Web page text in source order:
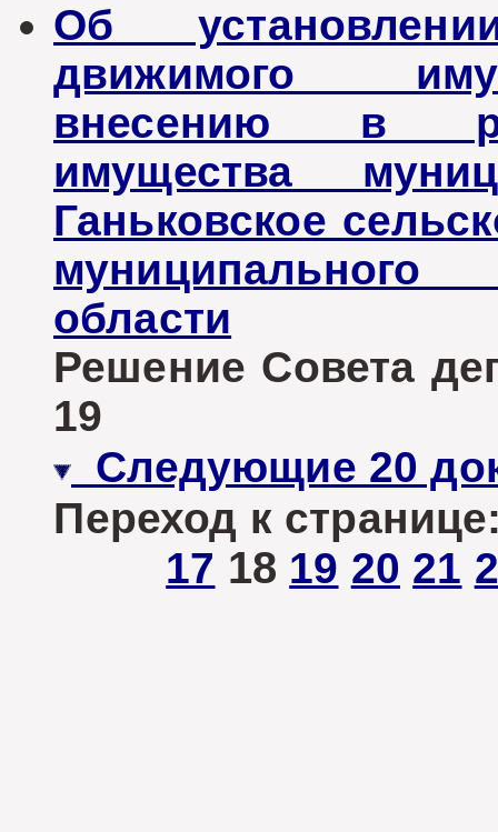
Об
движимого
внесению в
имущества
Ганьковское
муниципального
области
Решение Совета
19
Следующие 20
Переход к
17 18 19 20 21